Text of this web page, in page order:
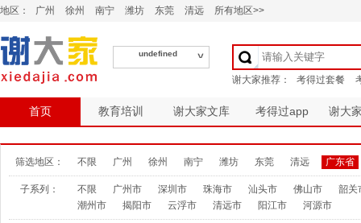
地区： 广州 徐州 南宁 潍坊 东莞 清远 所有地区>>
undefined
首页 教育培训 谢大家文库 考得过app 谢大
筛选地区： 不限 广州 徐州 南宁 潍坊 东莞 清远 广东省
子系列： 不限 广州市 深圳市 珠海市 汕头市 佛山市
韶关
潮州市
揭阳市 云浮市 清远市 阳江市 河源市